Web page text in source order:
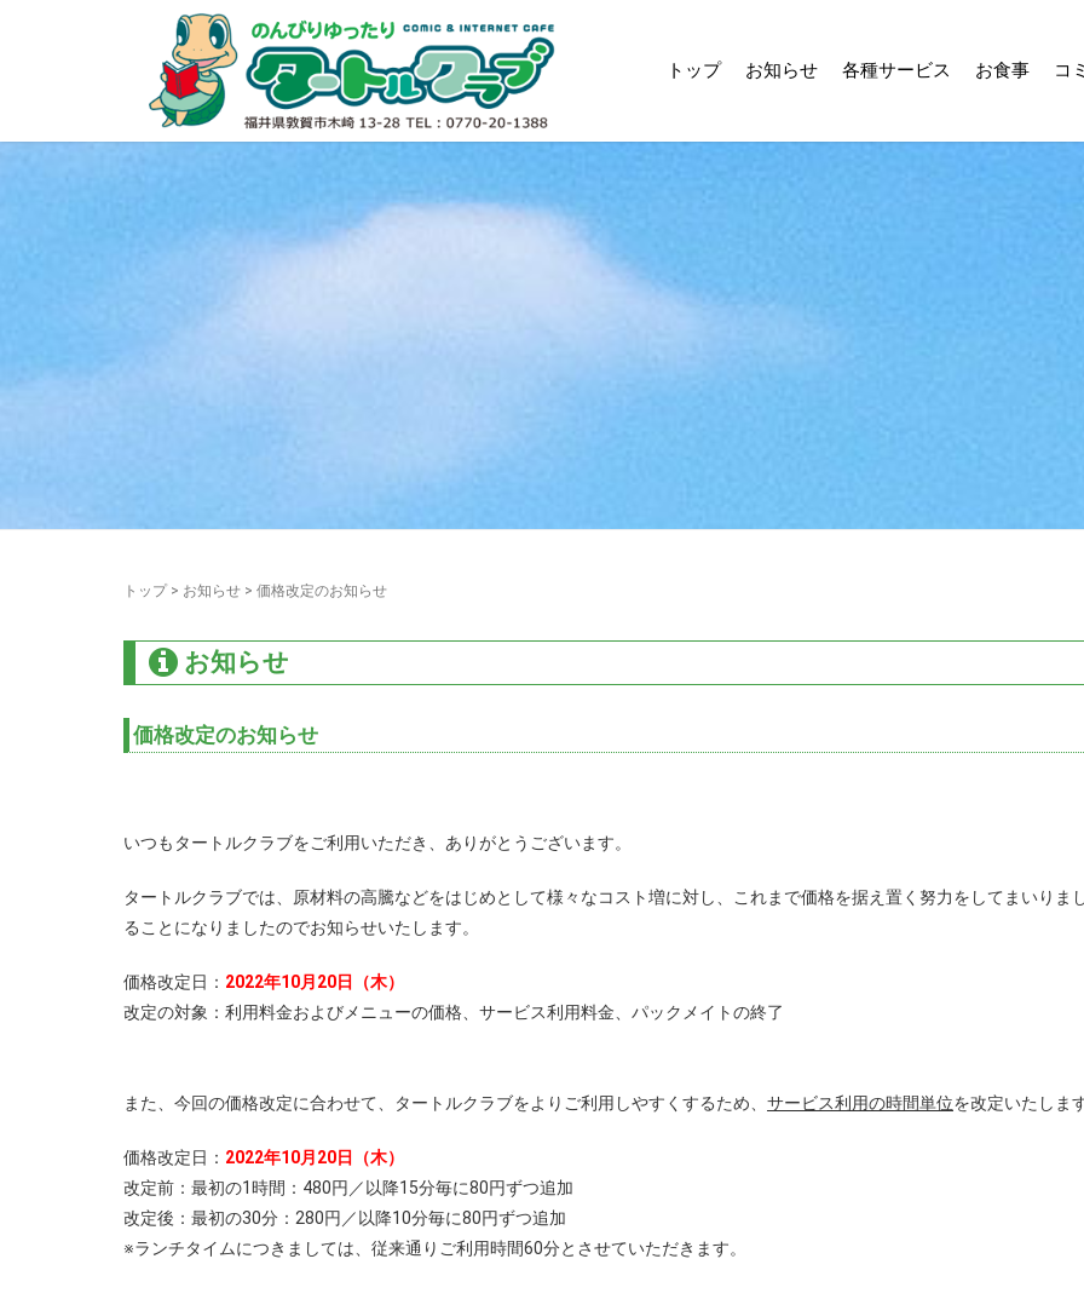
トップ お知らせ 各種サービス お食事 コ
トップ> お知らせ > 価格改定のお知らせ
お知らせ
価格改定のお知らせ
いつもタートルクラブをご利用いただき、ありがとうございます。
タートルクラブでは、原材料の高騰などをはじめとして様々なコスト増に対し、これまで価格を据え置く努力をしてまいりま
ることになりましたのでお知らせいたします。
価格改定日： 2022年10月20日（木）
改定の対象：利用料金およびメニューの価格、サービス利用料金、パックメイトの終了
また、今回の価格改定に合わせて、タートルクラブをよりご利用しやすくするため、 サービス利用の時間単位を改定いたします
価格改定日： 2022年10月20日（木）
改定前：最初の1時間：480円／以降15分毎に80円ずつ追加
改定後：最初の30分：280円／以降10分毎に80円ずつ追加
※ランチタイムにつきましては、従来通りご利用時間60分とさせていただきます。